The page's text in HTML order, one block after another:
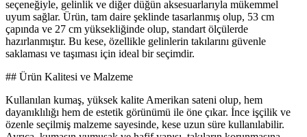
seçeneğiyle, gelinlik ve diğer düğün aksesuarlarıyla mükemmel
uyum sağlar. Ürün, tam daire şeklinde tasarlanmış olup, 53 cm
çapında ve 27 cm yüksekliğinde olup, standart ölçülerde
hazırlanmıştır. Bu kese, özellikle gelinlerin takılarını güvenle
saklaması ve taşıması için ideal bir seçimdir.
## Ürün Kalitesi ve Malzeme
Kullanılan kumaş, yüksek kalite Amerikan sateni olup, hem
dayanıklılığı hem de estetik görünümü ile öne çıkar. İnce işçilik ve
özenle seçilmiş malzeme sayesinde, kese uzun süre kullanılabilir.